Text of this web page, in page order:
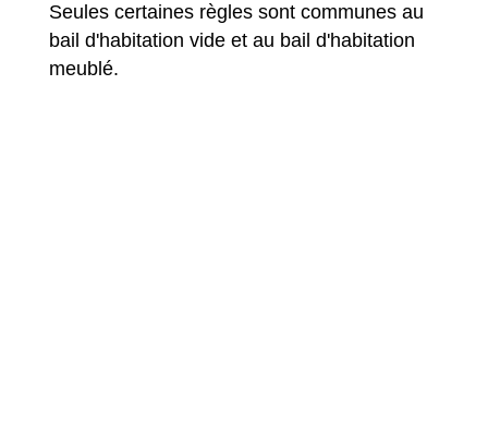
Seules certaines règles sont communes au
bail d'habitation vide et au bail d'habitation
meublé.